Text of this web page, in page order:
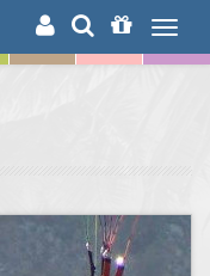
RICERCA